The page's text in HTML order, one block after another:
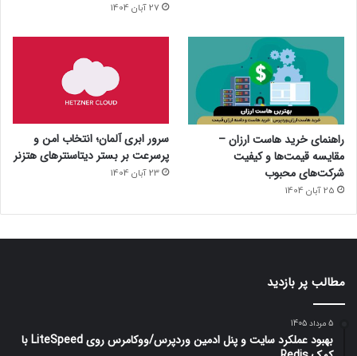
27 آبان 1404
راهنمای خرید هاست ارزان –
مقایسه قیمت‌ها و کیفیت
شرکت‌های محبوب
25 آبان 1404
سرور ابری آلمان؛ انتخاب امن و
پرسرعت بر بستر دیتاسنترهای هتزنر
23 آبان 1404
مطالب پر بازدید
5 مرداد 1405
بهبود عملکرد سایت و پنل ادمین وردپرس/ووکامرس روی LiteSpeed با